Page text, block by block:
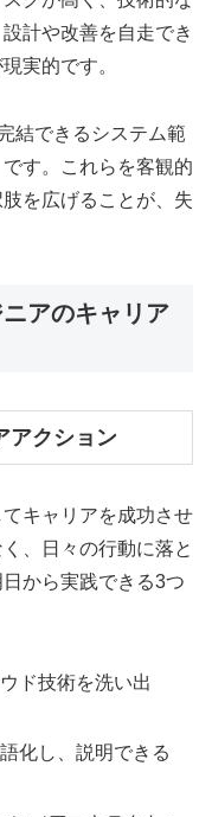
計や改善を自走でき
実的です。
結できるシステム範
す。これらを客観的
を広げることが、失
アのキャリア
アクション
てキャリアを成功させ
、日々の行動に落と
から実践できる3つ
ド技術を洗い出
化し、説明できる